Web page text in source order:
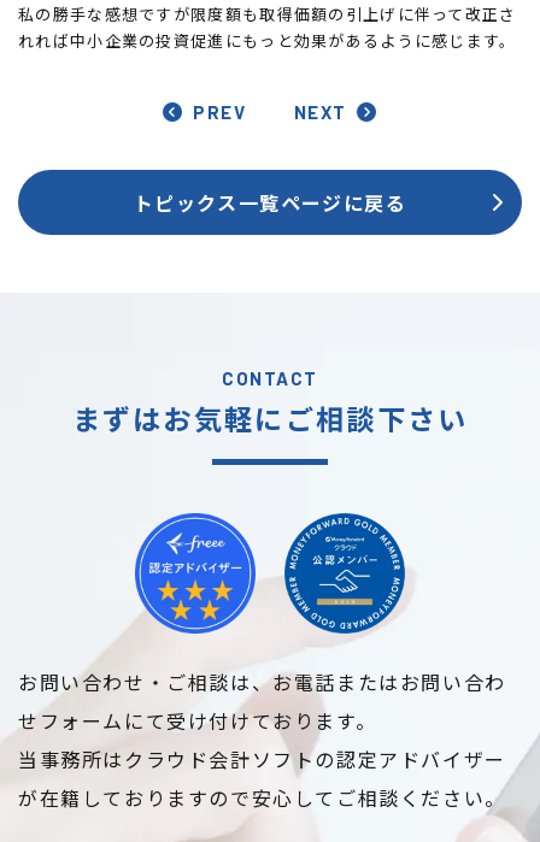
私の勝手な感想ですが限度額も取得価額の引上げに伴って改正さ
れれば中小企業の投資促進にもっと効果があるように感じます。
PREV NEXT
トピックス一覧ページに戻る
CONTACT
まずはお気軽に ご相談下さい
お問い合わせ・ご相談は、お電話またはお問い合わ
せフォームにて受け付けております。
当事務所はクラウド会計ソフトの認定アドバイザー
が在籍しておりますので安心してご相談ください。